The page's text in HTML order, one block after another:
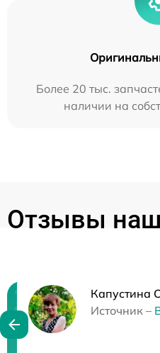
Более 20 тыс.
наличии на
Отзывы
Капустина
Источник –
Нужна